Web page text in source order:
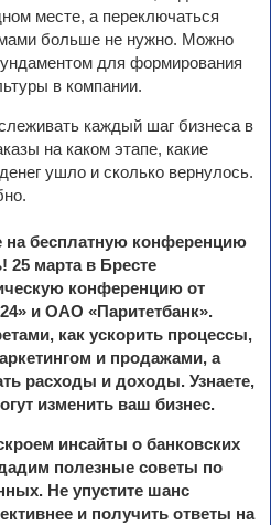
месте, а переключаться
больше не нужно. Можно
для формирования
в компании.
каждый шаг бизнеса в
на каком этапе, какие
ушло и сколько вернулось.
на бесплатную конференцию
25 марта в Бресте
конференцию от
и ОАО «Паритетбанк».
как ускорить процессы,
и продажами, а
расходы и доходы. Узнаете,
изменить ваш бизнес.
инсайты о банковских
полезные советы по
Не упустите шанс
и получить ответы на